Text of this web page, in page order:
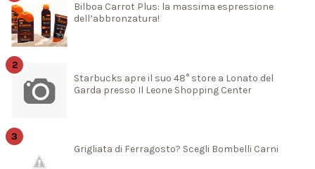
Bilboa Carrot Plus: la massima espressione
dell’abbronzatura!
Starbucks apre il suo 48° store a Lonato del
Garda presso Il Leone Shopping Center
Grigliata di Ferragosto? Scegli Bombelli Carni